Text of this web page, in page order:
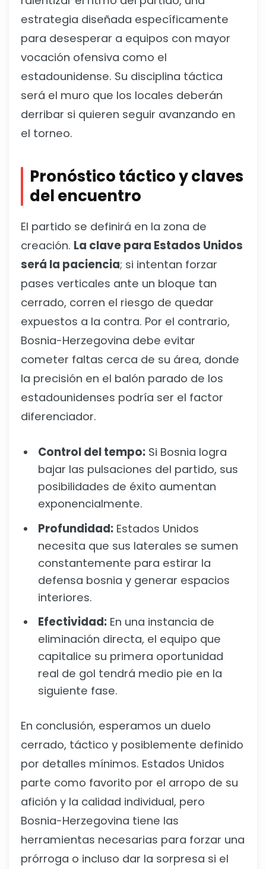
estrategia diseñada específicamente
para desesperar a equipos con mayor
vocación ofensiva como el
estadounidense. Su disciplina táctica
será el muro que los locales deberán
derribar si quieren seguir avanzando en
el torneo.
Pronóstico táctico y claves
del encuentro
El partido se definirá en la zona de
creación. La clave para Estados Unidos
será la paciencia; si intentan forzar
pases verticales ante un bloque tan
cerrado, corren el riesgo de quedar
expuestos a la contra. Por el contrario,
Bosnia-Herzegovina debe evitar
cometer faltas cerca de su área, donde
la precisión en el balón parado de los
estadounidenses podría ser el factor
diferenciador.
Control del tempo: Si Bosnia logra
bajar las pulsaciones del partido, sus
posibilidades de éxito aumentan
exponencialmente.
Profundidad: Estados Unidos
necesita que sus laterales se sumen
constantemente para estirar la
defensa bosnia y generar espacios
interiores.
Efectividad: En una instancia de
eliminación directa, el equipo que
capitalice su primera oportunidad
real de gol tendrá medio pie en la
siguiente fase.
En conclusión, esperamos un duelo
cerrado, táctico y posiblemente definido
por detalles mínimos. Estados Unidos
parte como favorito por el arropo de su
afición y la calidad individual, pero
Bosnia-Herzegovina tiene las
herramientas necesarias para forzar una
prórroga o incluso dar la sorpresa si el